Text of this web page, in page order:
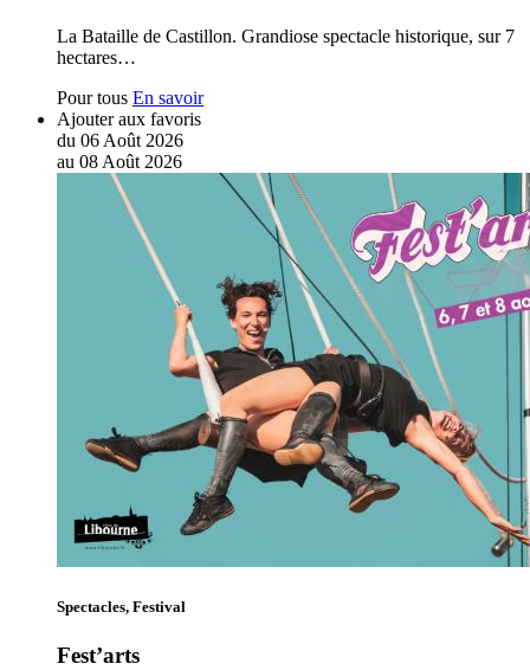
La Bataille de Castillon. Grandiose spectacle historique, sur 7
hectares…
Pour tous En savoir
Ajouter aux favoris
du 06 Août 2026
au 08 Août 2026
Spectacles, Festival
Fest’arts